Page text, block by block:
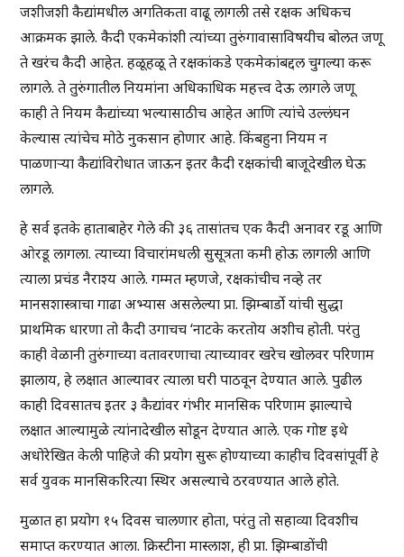
जशीजशी कैद्यांमधील अगतिकता वाढू लागली तसे रक्षक अधिकच
आक्रमक झाले. कैदी एकमेकांशी त्यांच्या तुरुंगावासाविषयीच बोलत जणू
ते खरंच कैदी आहेत. हळूहळू ते रक्षकांकडे एकमेकांबद्दल चुगल्या करू
लागले. ते तुरुंगातील नियमांना अधिकाधिक महत्त्व देऊ लागले जणू
काही ते नियम कैद्यांच्या भल्यासाठीच आहेत आणि त्यांचे उल्लंघन
केल्यास त्यांचेच मोठे नुकसान होणार आहे. किंबहुना नियम न
पाळणाऱ्या कैद्यांविरोधात जाऊन इतर कैदी रक्षकांची बाजूदेखील घेऊ
लागले.
हे सर्व इतके हाताबाहेर गेले की ३६ तासांतच एक कैदी अनावर रडू आणि
ओरडू लागला. त्याच्या विचारांमधली सुसूत्रता कमी होऊ लागली आणि
त्याला प्रचंड नैराश्य आले. गम्मत म्हणजे, रक्षकांचीच नव्हे तर
मानसशास्त्राचा गाढा अभ्यास असलेल्या प्रा. झिम्बार्डो यांची सुद्धा
प्राथमिक धारणा तो कैदी उगाचच ‘नाटके करतोय अशीच होती. परंतु
काही वेळानी तुरुंगाच्या वतावरणाचा त्याच्यावर खरेच खोलवर परिणाम
झालाय, हे लक्षात आल्यावर त्याला घरी पाठवून देण्यात आले. पुढील
काही दिवसातच इतर ३ कैद्यांवर गंभीर मानसिक परिणाम झाल्याचे
लक्षात आल्यामुळे त्यांनादेखील सोडून देण्यात आले. एक गोष्ट इथे
अधोरेखित केली पाहिजे की प्रयोग सुरू होण्याच्या काहीच दिवसांपूर्वी हे
सर्व युवक मानसिकरित्या स्थिर असल्याचे ठरवण्यात आले होते.
मुळात हा प्रयोग १५ दिवस चालणार होता, परंतु तो सहाव्या दिवशीच
समाप्त करण्यात आला. क्रिस्टीना मास्लाश, ही प्रा. झिम्बाडोंची